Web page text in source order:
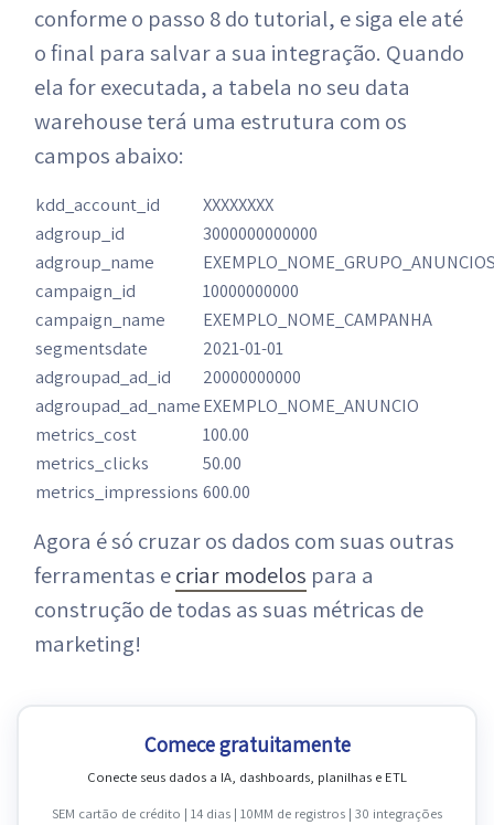
conforme o passo 8 do tutorial, e siga ele até
o final para salvar a sua integração. Quando
ela for executada, a tabela no seu data
warehouse terá uma estrutura com os
campos abaixo:
kdd_account_id
XXXXXXXX
adgroup_id
3000000000000
adgroup_name
campaign_id
10000000000
campaign_name
EXEMPLO_NOME_CAMPANHA
segmentsdate
2021-01-01
adgroupad_ad_id
20000000000
adgroupad_ad_nameEXEMPLO_NOME_ANUNCIO
metrics_cost
100.00
metrics_clicks
50.00
metrics_impressions 600.00
Agora é só cruzar os dados com suas outras
ferramentas ecriar modelos para a
construção de todas as suas métricas de
marketing!
Comece gratuitamente
Conecte seus dados a IA, dashboards, planilhas e ETL
SEM cartão de crédito | 14 dias | 10MM de registros | 30 integrações